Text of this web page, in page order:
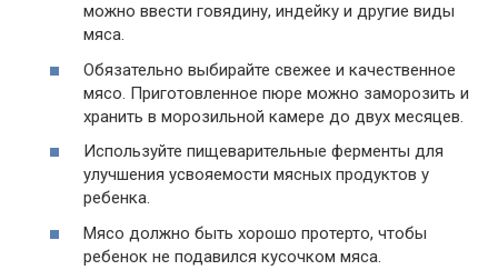
можно ввести говядину, индейку и другие виды
мяса.
Обязательно выбирайте свежее и качественное
мясо. Приготовленное пюре можно заморозить и
хранить в морозильной камере до двух месяцев.
Используйте пищеварительные ферменты для
улучшения усвояемости мясных продуктов у
ребенка.
Мясо должно быть хорошо протерто, чтобы
ребенок не подавился кусочком мяса.